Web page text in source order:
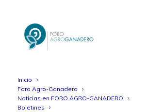
Inicio
Foro Agro-Ganadero
Noticias en FORO AGRO-GANADERO
Boletines